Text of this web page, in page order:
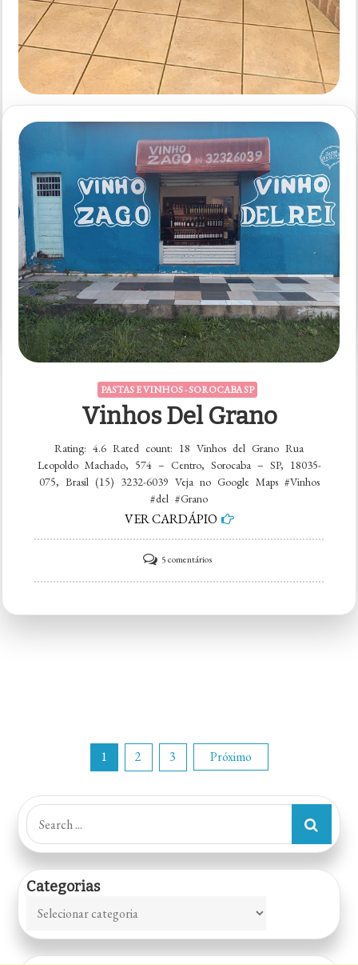
PASTAS E VINHOS - SOROCABA SP
Adega Tardelli
Rating: 4.6 Rated count: 35 Adega Tardelli R. Dr. Campos
Salles, 1094 – Vila Assis, Sorocaba – SP, 18025-000, Brasil
(15) 3232-7731 Veja no Google Maps #Adega #Tardelli
VER CARDÁPIO
5 comentáriosem
Adega
Tardelli
PASTAS E VINHOS - SOROCABA SP
Vinhos Del Grano
Rating: 4.6 Rated count: 18 Vinhos del Grano Rua
Leopoldo Machado, 574 – Centro, Sorocaba – SP, 18035-
075, Brasil (15) 3232-6039 Veja no Google Maps #Vinhos
#del #Grano
VER CARDÁPIO
5 comentáriosem
Vinhos
Paginação
de
posts
1 2 3 Próximo
Search
for:
Categorias
Categorias